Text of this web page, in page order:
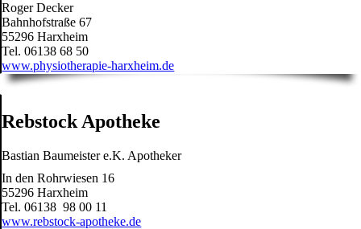
Roger Decker
Bahnhofstraße 67
55296 Harxheim
Tel. 06138 68 50
www.physiotherapie-harxheim.de
Rebstock Apotheke
Bastian Baumeister e.K. Apotheker
In den Rohrwiesen 16
55296 Harxheim
Tel. 06138 98 00 11
www.rebstock-apotheke.de